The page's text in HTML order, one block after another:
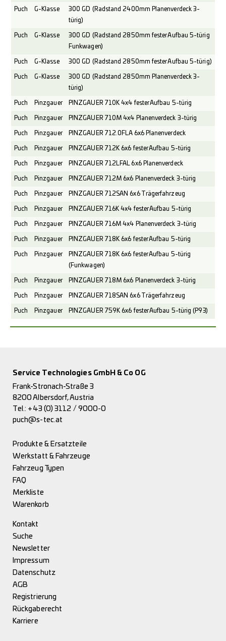
Puch G-Klasse
300 GD (Radstand 2400mm Planenverdeck 3-
türig)
Puch G-Klasse
300 GD (Radstand 2850mm fester Aufbau 5-türig
Funkwagen)
Puch G-Klasse 300 GD (Radstand 2850mm fester Aufbau 5-türig)
Puch G-Klasse
300 GD (Radstand 2850mm Planenverdeck 3-
türig)
Puch Pinzgauer PINZGAUER 710K 4x4 fester Aufbau 5-türig
Puch Pinzgauer PINZGAUER 710M 4x4 Planenverdeck 3-türig
Puch Pinzgauer PINZGAUER 712.0FLA 6x6 Planenverdeck
Puch Pinzgauer PINZGAUER 712K 6x6 fester Aufbau 5-türig
Puch Pinzgauer PINZGAUER 712LFAL 6x6 Planenverdeck
Puch Pinzgauer PINZGAUER 712M 6x6 Planenverdeck 3-türig
Puch Pinzgauer PINZGAUER 712SAN 6x6 Trägerfahrzeug
Puch Pinzgauer PINZGAUER 716K 4x4 fester Aufbau 5-türig
Puch Pinzgauer PINZGAUER 716M 4x4 Planenverdeck 3-türig
Puch Pinzgauer PINZGAUER 718K 6x6 fester Aufbau 5-türig
Puch Pinzgauer
PINZGAUER 718K 6x6 fester Aufbau 5-türig
(Funkwagen)
Puch Pinzgauer PINZGAUER 718M 6x6 Planenverdeck 3-türig
Puch Pinzgauer PINZGAUER 718SAN 6x6 Trägerfahrzeug
Puch Pinzgauer PINZGAUER 759K 6x6 fester Aufbau 5-türig (P93)
Service Technologies GmbH & Co OG
Frank-Stronach-Straße 3
8200 Albersdorf, Austria
Tel.: +43 (0) 3112 / 9000-0
puch@s-tec.at
Produkte & Ersatzteile
Werkstatt & Fahrzeuge
Fahrzeug Typen
FAQ
Merkliste
Warenkorb
Kontakt
Suche
Newsletter
Impressum
Datenschutz
AGB
Registrierung
Rückgaberecht
Karriere